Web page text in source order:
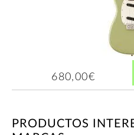
680,00€
PRODUCTOS